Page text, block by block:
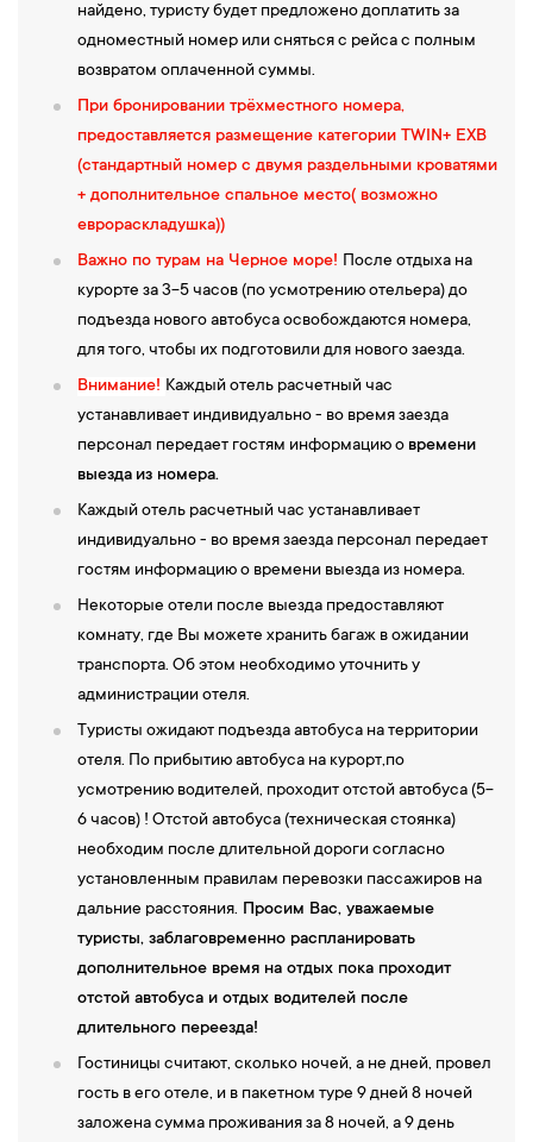
найдено, туристу будет предложено доплатить за
одноместный номер или сняться с рейса с полным
возвратом оплаченной суммы.
При бронировании трёхместного номера,
предоставляется размещение категории TWIN+ EXB
(стандартный номер с двумя раздельными кроватями
+ дополнительное спальное место( возможно
еврораскладушка))
Важно по турам на Черное море! После отдыха на
курорте за 3-5 часов (по усмотрению отельера) до
подъезда нового автобуса освобождаются номера,
для того, чтобы их подготовили для нового заезда.
Внимание! Каждый отель расчетный час
устанавливает индивидуально - во время заезда
персонал передает гостям информацию о времени
выезда из номера.
Каждый отель расчетный час устанавливает
индивидуально - во время заезда персонал передает
гостям информацию о времени выезда из номера.
Некоторые отели после выезда предоставляют
комнату, где Вы можете хранить багаж в ожидании
транспорта. Об этом необходимо уточнить у
администрации отеля.
Туристы ожидают подъезда автобуса на территории
отеля. По прибытию автобуса на курорт,по
усмотрению водителей, проходит отстой автобуса (5-
6 часов) ! Отстой автобуса (техническая стоянка)
необходим после длительной дороги согласно
установленным правилам перевозки пассажиров на
дальние расстояния. Просим Вас, уважаемые
туристы, заблаговременно распланировать
дополнительное время на отдых пока проходит
отстой автобуса и отдых водителей после
длительного переезда!
Гостиницы считают, сколько ночей, а не дней, провел
гость в его отеле, и в пакетном туре 9 дней 8 ночей
заложена сумма проживания за 8 ночей, а 9 день